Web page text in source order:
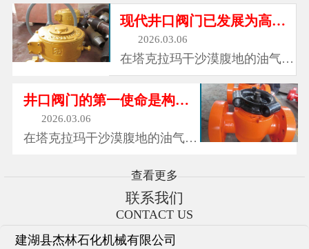
住，确保流体在管道中安全运
行。...
到系统控制枢纽，井口阀门的进
化史折射出中国能源工业的转型
升级。据统计，2025年全球智能
井口阀门市场规模将突破80亿美
现代井口阀门已发展为高精度流量控制系统
2026.03.06
在塔克拉玛干沙漠腹地的油气钻
井平台上，在渤海湾海底3000米
深的油气管道中，在四川盆地页
岩气井的数字化控制中心里，井
口阀门正以每秒数次的精准动
作，调控着地下能源的流动。这
些看似普通的金属装置，实则是
油...
井口阀门的第一使命是构建多重安全防护体系
2026.03.06
在塔克拉玛干沙漠腹地的油气钻
深的油气管道中，在四川盆地页
岩气井的数字化控制中心里，井
口阀门正以每秒数次的精准动
些看似普通的金属装置，实则是
查看更多
联系我们
CONTACT US
建湖县杰林石化机械有限公司